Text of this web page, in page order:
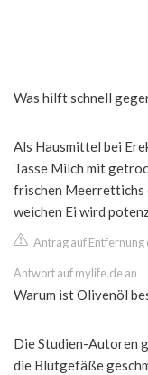
Was hilft schnell
Als Hausmittel bei
Tasse Milch mit
frischen Meerrettichs
weichen Ei wird
Antrag auf Entfernung
Antwort auf mylife.de an
Warum ist Olivenöl
Die Studien-Autoren
die Blutgefäße